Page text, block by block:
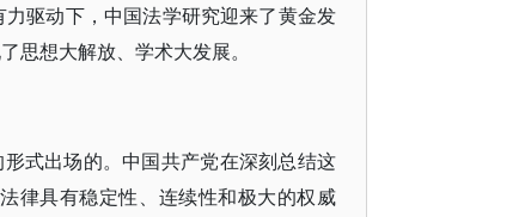
驱动下，中国法学研究迎来了黄金发
思想大解放、学术大发展。
式出场的。中国共产党在深刻总结这
律具有稳定性、连续性和极大的权威